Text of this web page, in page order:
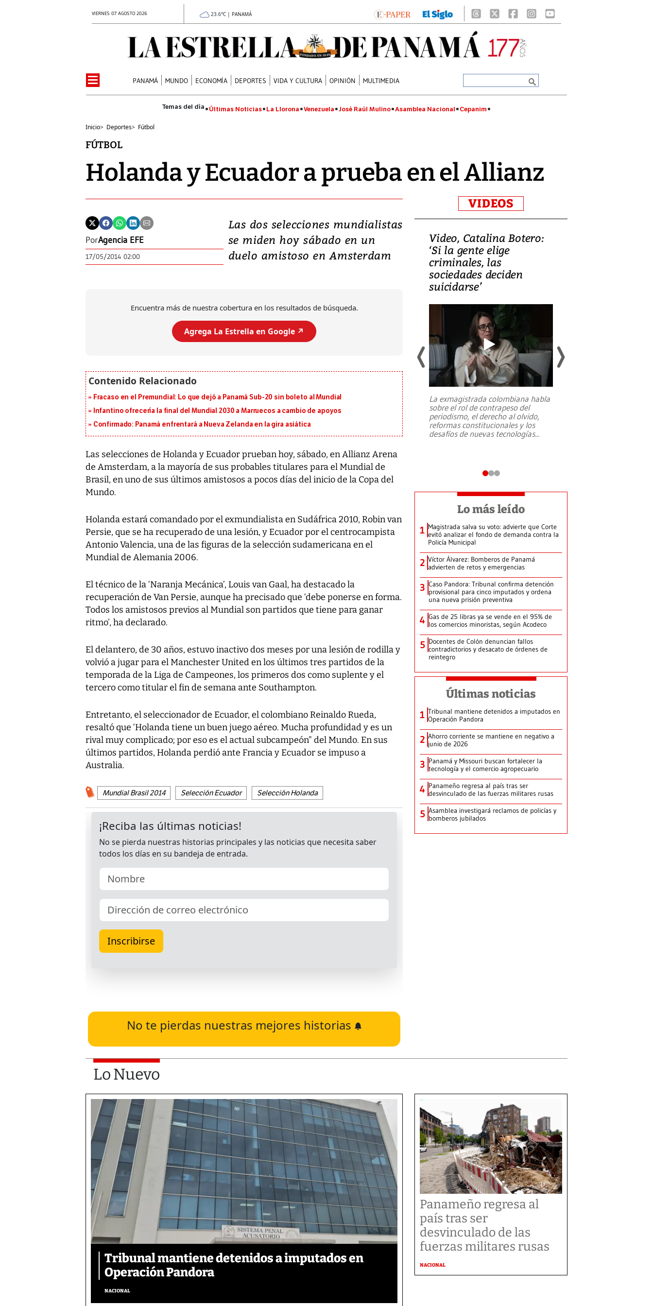
VIERNES 07 AGOSTO 2026 23.6°C | PANAMÁ
PANAMÁ MUNDO ECONOMÍA DEPORTES VIDA Y CULTURA OPINIÓN MULTIMEDIA
Últimas Noticias La Llorona Venezuela José Raúl Mulino Asamblea Nacional Cepanim
Inicio> Deportes> Fútbol
FÚTBOL
Holanda y Ecuador a prueba en el Allianz
PorAgencia EFE
17/05/2014 02:00
Las dos selecciones mundialistas
se miden hoy sábado en un
duelo amistoso en Amsterdam
Encuentra más de nuestra cobertura en los resultados de búsqueda.
Agrega La Estrella en Google ↗️
Fracaso en el Premundial: Lo que dejó a Panamá Sub-20 sin boleto al Mundial
Infantino ofrecería la final del Mundial 2030 a Marruecos a cambio de apoyos
Confirmado: Panamá enfrentará a Nueva Zelanda en la gira asiática
Las selecciones de Holanda y Ecuador prueban hoy, sábado, en Allianz Arena
de Amsterdam, a la mayoría de sus probables titulares para el Mundial de
Brasil, en uno de sus últimos amistosos a pocos días del inicio de la Copa del
Mundo.
Holanda estará comandado por el exmundialista en Sudáfrica 2010, Robin van
Persie, que se ha recuperado de una lesión, y Ecuador por el centrocampista
Antonio Valencia, una de las figuras de la selección sudamericana en el
Mundial de Alemania 2006.
El técnico de la ‘Naranja Mecánica’, Louis van Gaal, ha destacado la
recuperación de Van Persie, aunque ha precisado que ‘debe ponerse en forma.
Todos los amistosos previos al Mundial son partidos que tiene para ganar
ritmo’, ha declarado.
El delantero, de 30 años, estuvo inactivo dos meses por una lesión de rodilla y
volvió a jugar para el Manchester United en los últimos tres partidos de la
temporada de la Liga de Campeones, los primeros dos como suplente y el
tercero como titular el fin de semana ante Southampton.
Entretanto, el seleccionador de Ecuador, el colombiano Reinaldo Rueda,
resaltó que ‘Holanda tiene un buen juego aéreo. Mucha profundidad y es un
rival muy complicado; por eso es el actual subcampeón" del Mundo. En sus
últimos partidos, Holanda perdió ante Francia y Ecuador se impuso a
Australia.
Mundial Brasil 2014 Selección Ecuador Selección Holanda
No te pierdas nuestras mejores historias
VIDEOS
Video, Japón: Terremoto
deja heridos y graves
daños en Kumamoto
Un fuerte terremoto de magnitud
julio en la prefectura de Kumamoto,
al sur de Japón, provocando una
emergencia de gran
Video, Catalina Botero:
‘Si la gente elige
criminales, las
sociedades deciden
suicidarse’
La exmagistrada colombiana habla
sobre el rol de contrapeso del
periodismo, el derecho al olvido,
reformas constitucionales y los
desafíos de nuevas tecnologías...
Lo más leído
1 Magistrada salva su voto: advierte que Corte
evitó analizar el fondo de demanda contra la
Policía Municipal
2 Víctor Álvarez: Bomberos de Panamá
advierten de retos y emergencias
3 Caso Pandora: Tribunal confirma detención
provisional para cinco imputados y ordena
una nueva prisión preventiva
4 Gas de 25 libras ya se vende en el 95% de
los comercios minoristas, según Acodeco
5 Docentes de Colón denuncian fallos
contradictorios y desacato de órdenes de
reintegro
Últimas noticias
1 Tribunal mantiene detenidos a imputados en
Operación Pandora
2 Ahorro corriente se mantiene en negativo a
junio de 2026
3 Panamá y Missouri buscan fortalecer la
tecnología y el comercio agropecuario
4 Panameño regresa al país tras ser
desvinculado de las fuerzas militares rusas
5 Asamblea investigará reclamos de policías y
bomberos jubilados
Lo Nuevo
Tribunal mantiene detenidos a imputados en
Operación Pandora
NACIONAL
Panameño regresa al
país tras ser
desvinculado de las
fuerzas militares rusas
NACIONAL